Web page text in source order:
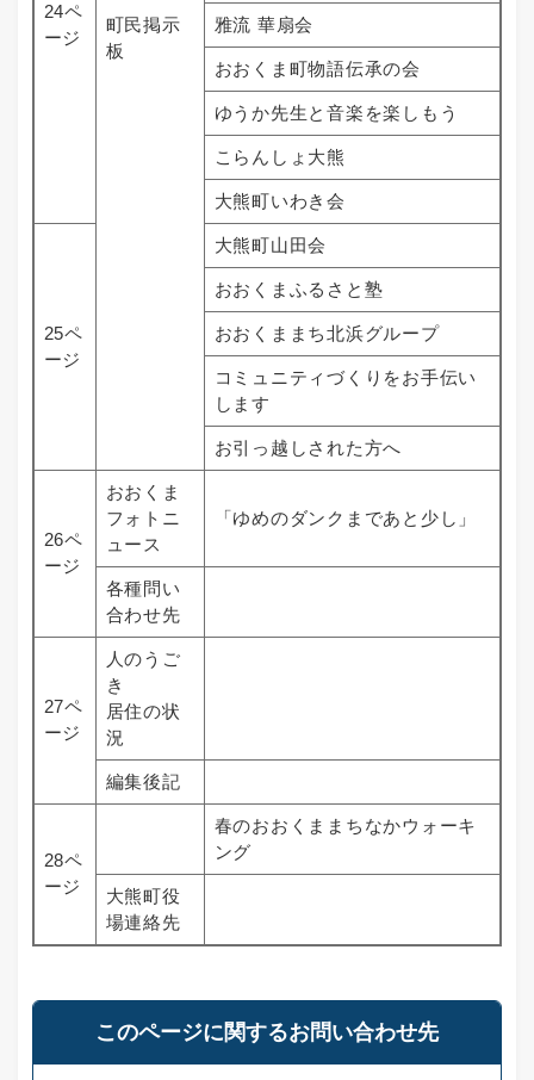
町民掲示
板
24ペ
ージ
雅流 華扇会
おおくま町物語伝承の会
ゆうか先生と音楽を楽しもう
こらんしょ大熊
大熊町いわき会
25ペ
ージ
大熊町山田会
おおくまふるさと塾
おおくままち北浜グループ
コミュニティづくりをお手伝い
します
お引っ越しされた方へ
26ペ
ージ
おおくま
フォトニ
ュース
「ゆめのダンクまであと少し」
各種問い
合わせ先
27ペ
ージ
人のうご
き
居住の状
況
編集後記
28ペ
ージ
春のおおくままちなかウォーキ
ング
大熊町役
場連絡先
このページに関するお問い合わせ先